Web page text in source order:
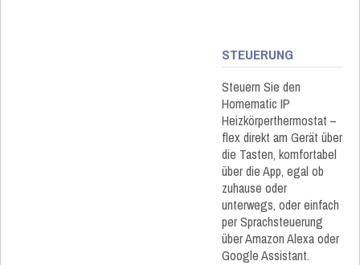
STEUERUNG
Steuern Sie den
Homematic IP
Heizkörperthermostat –
flex direkt am Gerät über
die Tasten, komfortabel
über die App, egal ob
zuhause oder
unterwegs, oder einfach
per Sprachsteuerung
über Amazon Alexa oder
Google Assistant.